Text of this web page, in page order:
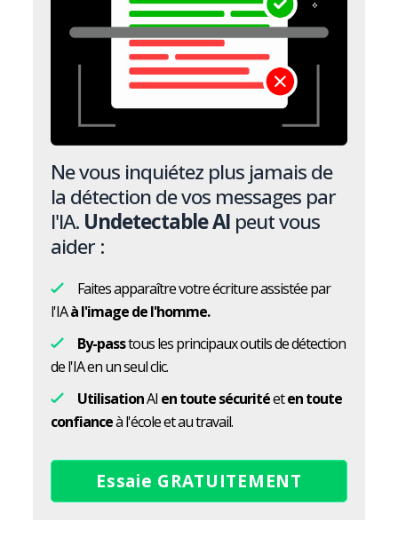
Ne vous inquiétez plus jamais de
la détection de vos messages par
l'IA. Undetectable AI peut vous
aider :
Faites apparaître votre écriture assistée par
l'IAà l'image de l'homme.
By-passtous les principaux outils de détection
de l'IA en un seul clic.
UtilisationAI en toute sécuritéeten toute
confianceà l'école et au travail.
Essaie GRATUITEMENT